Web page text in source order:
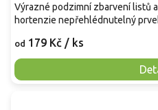
od 179 Kč / ks
Výrazné podzimní zbarvení listů
hortenzie nepřehlédnutelný